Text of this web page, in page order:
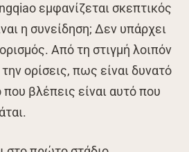
εμφανίζεται σκεπτικός
η συνείδηση; Δεν υπάρχει
Από τη στιγμή λοιπόν
ορίσεις, πως είναι δυνατό
βλέπεις είναι αυτό που